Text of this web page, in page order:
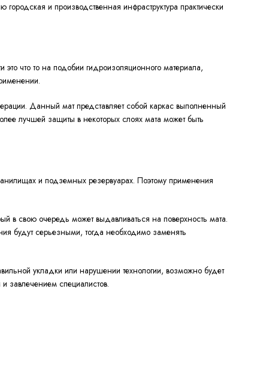
и производственная инфраструктура практически
что то на подобии гидроизоляционного материала,
Данный мат представляет собой каркас выполненный
лучшей защиты в некоторых слоях мата может быть
и подземных резервуарах. Поэтому применения
в свою очередь может выдавливаться на поверхность мата.
будут серьезными, тогда необходимо заменять
укладки или нарушении технологии, возможно будет
завлечением специалистов.